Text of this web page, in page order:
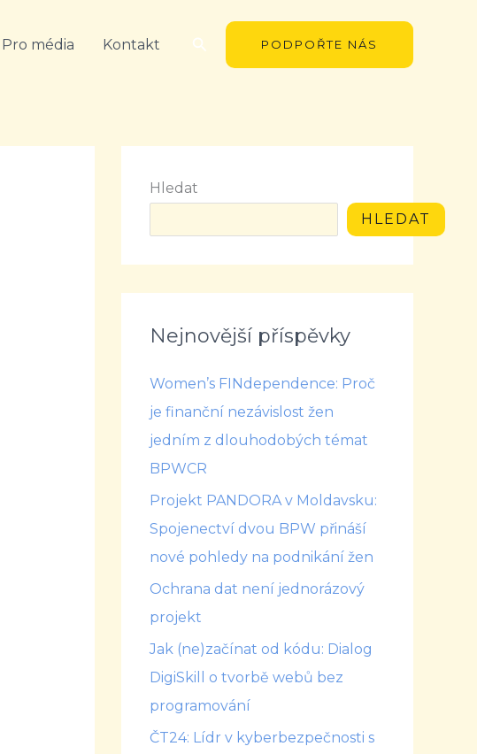
Pro média Kontakt Hledat PODPOŘTE NÁS
Hledat
HLEDAT
Nejnovější příspěvky
Women’s FINdependence: Proč
je finanční nezávislost žen
jedním z dlouhodobých témat
BPWCR
Projekt PANDORA v Moldavsku:
Spojenectví dvou BPW přináší
nové pohledy na podnikání žen
Ochrana dat není jednorázový
projekt
Jak (ne)začínat od kódu: Dialog
DigiSkill o tvorbě webů bez
programování
ČT24: Lídr v kyberbezpečnosti s